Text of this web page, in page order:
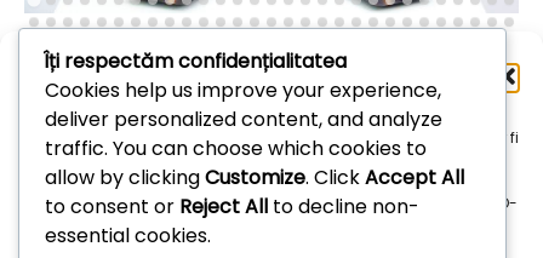
Administrează
consimțământul
Pentru a oferi cea mai bună experiență, folosim tehnologii, cum ar fi
cookie-uri, pentru a stoca și/sau accesa informațiile despre
dispozitive. Consimțământul pentru aceste tehnologii ne permite
să procesăm date, cum ar fi comportamentul de navigare sau ID-
uri unice pe acest site. Dacă nu îți dai consimțământul sau îți
retragi consimțământul dat poate avea afecte negative asupra
Arhive
Arhive
Îți respectăm confidențialitatea
Cookies help us improve your experience,
deliver personalized content, and analyze
traffic. You can choose which cookies to
allow by clickingCustomize. ClickAccept All
to consent or Reject All to decline non-
essential cookies.